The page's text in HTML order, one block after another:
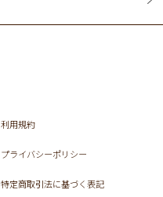
利用規約
プライバシーポリシー
特定商取引法に基づく表記